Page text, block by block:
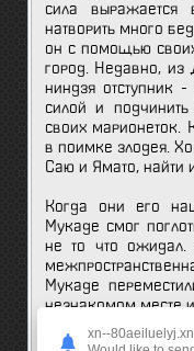
сила
натворить много
он с помощью своих
город. Недавно,
ниндзя отступник
силой и
своих марионеток.
в поимке злодея.
Саю и Ямато, найти
Когда они его
Мукаде смог
не то что ожидал.
Мукаде
незнакомом месте
неизвестные
Он состоял из
xn--